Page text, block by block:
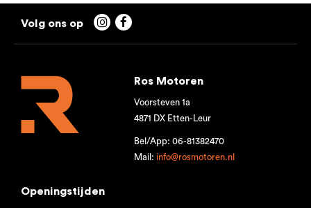
 
Ros Motoren
Voorsteven 1a
4871 DX Etten-Leur
Bel/App: 06-81382470
Mail:info@rosmotoren.nl
Openingstijden